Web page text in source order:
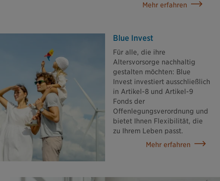
Mehr erfahren
Blue Invest
Für alle, die ihre
Altersvorsorge nachhaltig
gestalten möchten: Blue
Invest investiert ausschließlich
in Artikel-8 und Artikel-9
Fonds der
Offenlegungsverordnung und
bietet Ihnen Flexibilität, die
zu Ihrem Leben passt.
Mehr erfahren